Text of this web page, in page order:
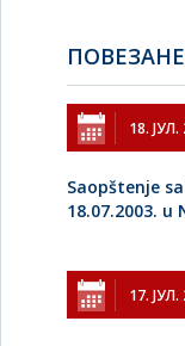
18. ЈУЛ.
Saopštenje
18.07.2003. u
17. ЈУЛ.